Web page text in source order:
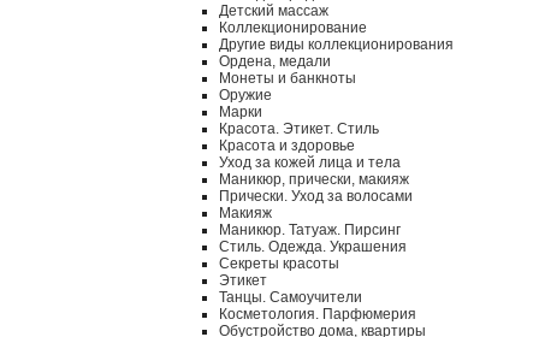
Детский массаж
Коллекционирование
Другие виды коллекционирования
Ордена, медали
Монеты и банкноты
Оружие
Марки
Красота. Этикет. Стиль
Красота и здоровье
Уход за кожей лица и тела
Маникюр, прически, макияж
Прически. Уход за волосами
Макияж
Маникюр. Татуаж. Пирсинг
Стиль. Одежда. Украшения
Секреты красоты
Этикет
Танцы. Самоучители
Косметология. Парфюмерия
Обустройство дома, квартиры